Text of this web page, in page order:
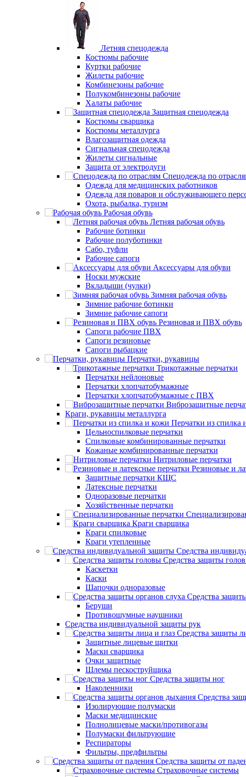
Летняя спецодежда
Костюмы рабочие
Куртки рабочие
Жилеты рабочие
Комбинезоны рабочие
Полукомбинезоны рабочие
Халаты рабочие
Защитная спецодежда
Костюмы сварщика
Костюмы металлурга
Влагозащитная одежда
Сигнальная спецодежда
Жилеты сигнальные
Защита от электродуги
Спецодежда по
Одежда для медицинских работников
Одежда для поваров и обслуживающего
Охота, рыбалка, туризм
Рабочая обувь
Летняя рабочая обувь
Рабочие ботинки
Рабочие полуботинки
Сабо, туфли
Рабочие сапоги
Аксессуары для обуви
Носки мужские
Вкладыши (чулки)
Зимняя рабочая обувь
Зимние рабочие ботинки
Зимние рабочие сапоги
Резиновая и ПВХ обувь
Сапоги рабочие ПВХ
Сапоги резиновые
Сапоги рыбацкие
Перчатки, рукавицы
Трикотажные перчатки
Перчатки нейлоновые
Перчатки хлопчатобумажные
Перчатки хлопчатобумажные с ПВХ
Виброзащитные
Краги, рукавицы металлурга
Перчатки из спилка
Цельноспилковые перчатки
Спилковые комбинированные перчатки
Кожаные комбинированные перчатки
Нитриловые перчатки
Резиновые и
Защитные перчатки КЩС
Латексные перчатки
Одноразовые перчатки
Хозяйственные перчатки
Краги сварщика
Краги спилковые
Краги утепленные
Средства
Средства защиты
Каскетки
Каски
Шапочки одноразовые
Средства
Беруши
Противошумные наушники
Средства индивидуальной защиты рук
Средства защиты
Защитные лицевые щитки
Маски сварщика
Очки защитные
Шлемы пескоструйщика
Средства защиты ног
Наколенники
Средства
Изолирующие полумаски
Маски медицинские
Полнолицевые маски/противогазы
Полумаски фильтрующие
Респираторы
Фильтры, предфильтры
Средства защиты от
Страховочные системы